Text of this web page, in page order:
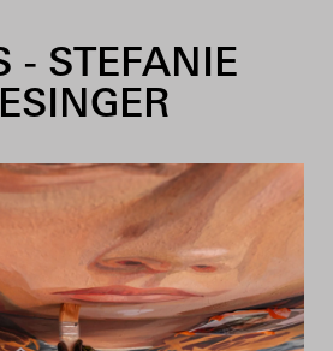
- STEFANIE